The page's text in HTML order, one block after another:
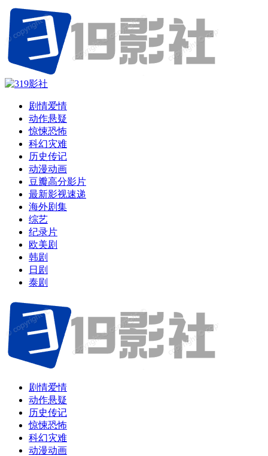
剧情爱情
动作悬疑
惊悚恐怖
科幻灾难
历史传记
动漫动画
豆瓣高分影片
最新影视速递
海外剧集
综艺
纪录片
欧美剧
韩剧
日剧
泰剧
剧情爱情
动作悬疑
历史传记
惊悚恐怖
科幻灾难
动漫动画